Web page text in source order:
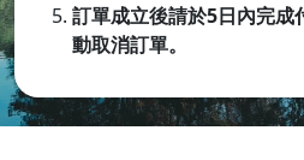
訂單成立後請於5日內完成
動取消訂單。